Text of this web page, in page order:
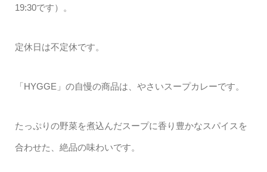
19:30です）。
定休日は不定休です。
「HYGGE」の自慢の商品は、やさいスープカレーです。
たっぷりの野菜を煮込んだスープに香り豊かなスパイスを
合わせた、絶品の味わいです。